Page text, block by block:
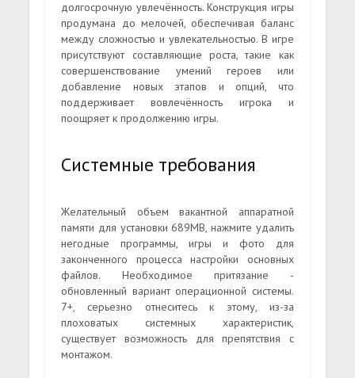
долгосрочную увлечённость. Конструкция игры
продумана до мелочей, обеспечивая баланс
между сложностью и увлекательностью. В игре
присутствуют составляющие роста, такие как
совершенствование умений героев или
добавление новых этапов и опций, что
поддерживает вовлечённость игрока и
поощряет к продолжению игры.
Системные требования
Желательный объем вакантной аппаратной
памяти для установки 689MB, нажмите удалить
негодные программы, игры и фото для
законченного процесса настройки основных
файлов. Необходимое притязание -
обновленный вариант операционной системы.
7+, серьезно отнеситесь к этому, из-за
плоховатых системных характеристик,
существует возможность для препятствия с
монтажом.